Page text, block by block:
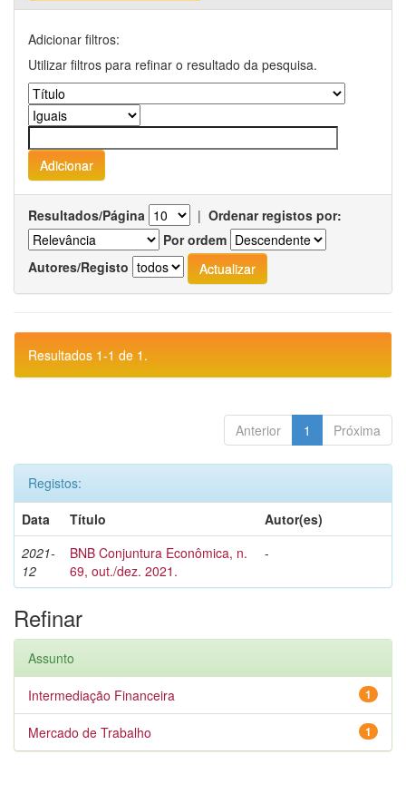
Adicionar filtros:
Utilizar filtros para refinar o resultado da pesquisa.
Resultados/Página | Ordenar registos por:
Por ordem
Autores/Registo
Resultados 1-1 de 1.
Anterior 1 Próxima
Registos:
Data
Título
Autor(es)
2021-
12
BNB Conjuntura Econômica, n.
69, out./dez. 2021.
-
Refinar
Assunto
1
Intermediação Financeira
1
Mercado de Trabalho